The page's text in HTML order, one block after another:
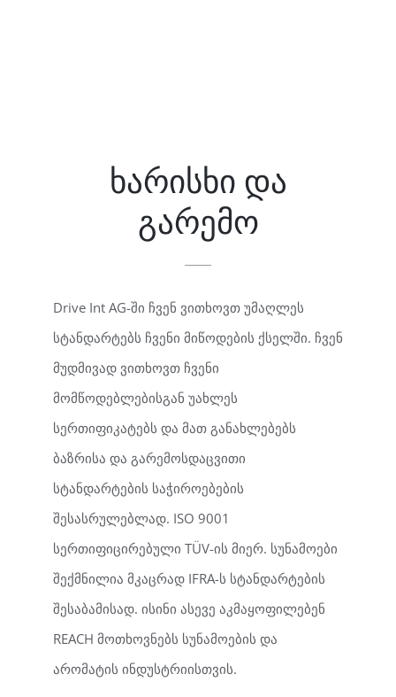
ხარისხი და
გარემო
Drive Int AG-ში ჩვენ ვითხოვთ უმაღლეს
სტანდარტებს ჩვენი მიწოდების ქსელში. ჩვენ
მუდმივად ვითხოვთ ჩვენი
მომწოდებლებისგან უახლეს
სერთიფიკატებს და მათ განახლებებს
ბაზრისა და გარემოსდაცვითი
სტანდარტების საჭიროებების
შესასრულებლად. ISO 9001
სერთიფიცირებული TÜV-ის მიერ. სუნამოები
შექმნილია მკაცრად IFRA-ს სტანდარტების
შესაბამისად. ისინი ასევე აკმაყოფილებენ
REACH მოთხოვნებს სუნამოების და
არომატის ინდუსტრიისთვის.